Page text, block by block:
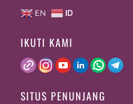
EN ID
IKUTI KAMI
SITUS PENUNJANG